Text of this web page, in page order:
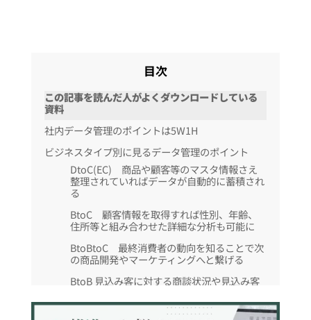
目次
この記事を読んだ人がよくダウンロードしている
資料
社内データ管理のポイントは5W1H
ビジネスタイプ別に見るデータ管理のポイント
DtoC(EC) 商品や顧客等のマスタ情報さえ
整理されていればデータが自動的に蓄積され
る
BtoC 顧客情報を取得すれば性別、年齢、
住所等と組み合わせた詳細な分析も可能に
BtoBtoC 最終消費者の動向を知ることで次
の商品開発やマーケティングへと繋げる
BtoB 見込み客に対する商談状況や見込み客